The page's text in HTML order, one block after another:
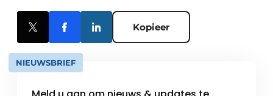
Kopieer
NIEUWSBRIEF